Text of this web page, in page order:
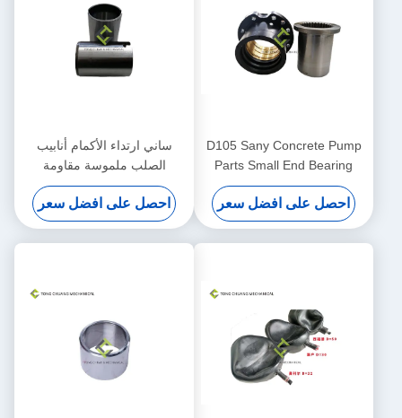
D105 Sany Concrete Pump
Parts Small End Bearing
Block Assembly
احصل على افضل سعر
ساني ارتداء الأكمام أنابيب
الصلب ملموسة مقاومة
للخرسانة
احصل على افضل سعر